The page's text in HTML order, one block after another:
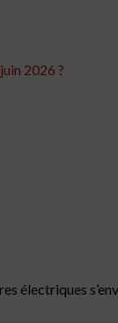
2026 ?
électriques